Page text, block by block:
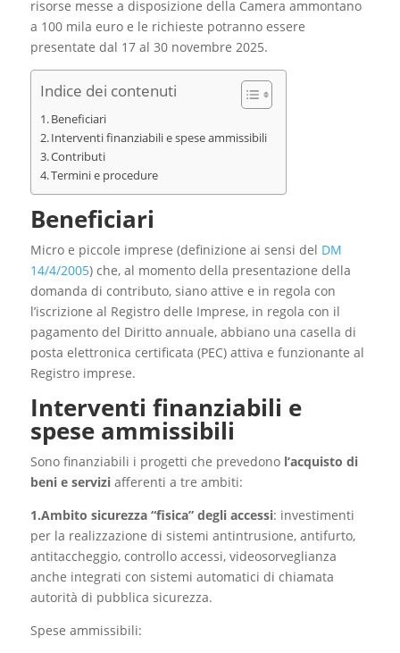
risorse messe a disposizione della Camera ammontano
a 100 mila euro e le richieste potranno essere
presentate dal 17 al 30 novembre 2025.
Indice dei contenuti
Beneficiari
Interventi finanziabili e spese ammissibili
Contributi
Termini e procedure
Beneficiari
Micro e piccole imprese (definizione ai sensi del DM
14/4/2005) che, al momento della presentazione della
domanda di contributo, siano attive e in regola con
l’iscrizione al Registro delle Imprese, in regola con il
pagamento del Diritto annuale, abbiano una casella di
posta elettronica certificata (PEC) attiva e funzionante al
Registro imprese.
Interventi finanziabili e
spese ammissibili
Sono finanziabili i progetti che prevedono l’acquisto di
beni e serviziafferenti a tre ambiti:
1.Ambito sicurezza “fisica” degli accessi: investimenti
per la realizzazione di sistemi antintrusione, antifurto,
antitaccheggio, controllo accessi, videosorveglianza
anche integrati con sistemi automatici di chiamata
autorità di pubblica sicurezza.
Spese ammissibili: